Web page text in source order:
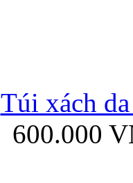
Ốp lưng Samsung
Túi xách
600.000